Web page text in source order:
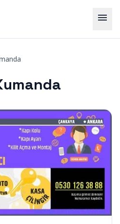
menu